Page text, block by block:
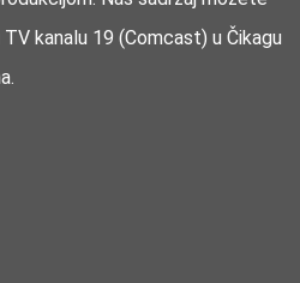
kanalu 19 (Comcast) u Čikagu